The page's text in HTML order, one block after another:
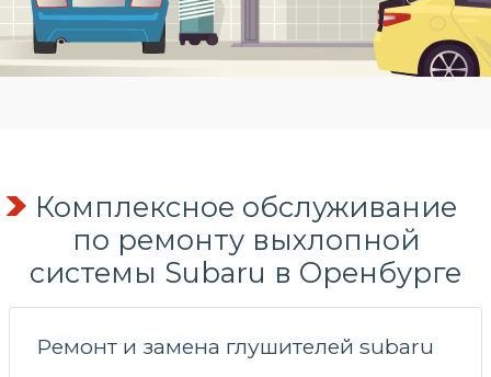
Комплексное обслуживание
по ремонту выхлопной
системы Subaru в Оренбурге
Ремонт и замена глушителей subaru